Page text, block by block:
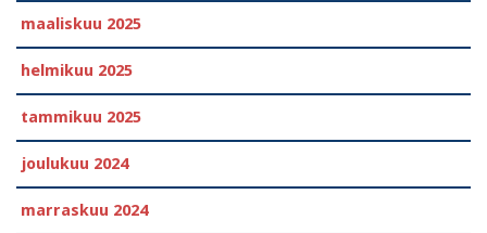
maaliskuu 2025
helmikuu 2025
tammikuu 2025
joulukuu 2024
marraskuu 2024